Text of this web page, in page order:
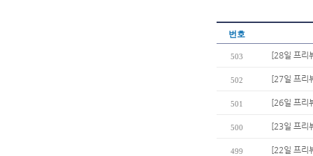
번호
503 [28일 프리
502 [27일 프리
501 [26일 프리
500 [23일 프리
499 [22일 프리